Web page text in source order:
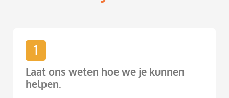
1
Laat ons weten hoe we je kunnen
helpen.